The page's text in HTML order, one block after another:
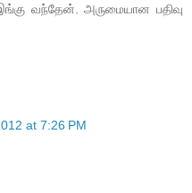
வந்தேன். அருமையான பதிவு
at 7:26 PM